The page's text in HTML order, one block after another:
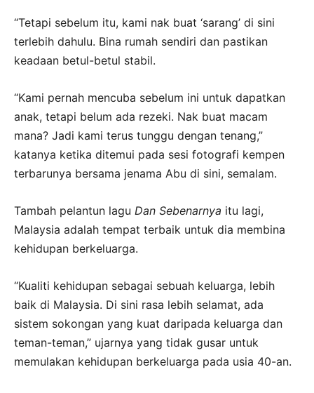
“Tetapi sebelum itu, kami nak buat ‘sarang’ di sini
terlebih dahulu. Bina rumah sendiri dan pastikan
keadaan betul-betul stabil.
“Kami pernah mencuba sebelum ini untuk dapatkan
anak, tetapi belum ada rezeki. Nak buat macam
mana? Jadi kami terus tunggu dengan tenang,”
katanya ketika ditemui pada sesi fotografi kempen
terbarunya bersama jenama Abu di sini, semalam.
Tambah pelantun lagu Dan Sebenarnya itu lagi,
Malaysia adalah tempat terbaik untuk dia membina
kehidupan berkeluarga.
“Kualiti kehidupan sebagai sebuah keluarga, lebih
baik di Malaysia. Di sini rasa lebih selamat, ada
sistem sokongan yang kuat daripada keluarga dan
teman-teman,” ujarnya yang tidak gusar untuk
memulakan kehidupan berkeluarga pada usia 40-an.